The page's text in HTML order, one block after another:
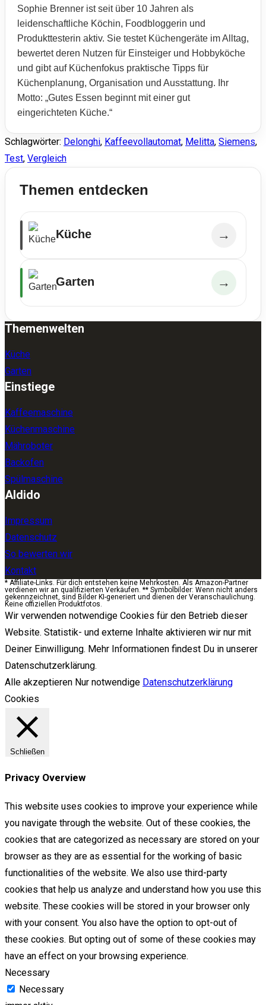
Sophie Brenner ist seit über 10 Jahren als
leidenschaftliche Köchin, Foodbloggerin und
Produkttesterin aktiv. Sie testet Küchengeräte im Alltag,
bewertet deren Nutzen für Einsteiger und Hobbyköche
und gibt auf Küchenfokus praktische Tipps für
Küchenplanung, Organisation und Ausstattung. Ihr
Motto: „Gutes Essen beginnt mit einer gut
eingerichteten Küche.“
Schlagwörter: Delonghi, Kaffeevollautomat, Melitta, Siemens,
Test, Vergleich
Themen entdecken
Küche →
Garten →
Themenwelten
Küche
Garten
Einstiege
Kaffeemaschine
Küchenmaschine
Mähroboter
Backofen
Spülmaschine
Aldido
Impressum
Datenschutz
So bewerten wir
Kontakt
* Affiliate-Links. Für dich entstehen keine Mehrkosten. Als Amazon-Partner
verdienen wir an qualifizierten Verkäufen. ** Symbolbilder: Wenn nicht anders
gekennzeichnet, sind Bilder KI-generiert und dienen der Veranschaulichung.
Keine offiziellen Produktfotos.
Wir verwenden notwendige Cookies für den Betrieb dieser
Website. Statistik- und externe Inhalte aktivieren wir nur mit
Deiner Einwilligung. Mehr Informationen findest Du in unserer
Datenschutzerklärung.
Alle akzeptieren Nur notwendige Datenschutzerklärung
Cookies
Schließen
Privacy Overview
This website uses cookies to improve your experience while
you navigate through the website. Out of these cookies, the
cookies that are categorized as necessary are stored on your
browser as they are as essential for the working of basic
functionalities of the website. We also use third-party
cookies that help us analyze and understand how you use this
website. These cookies will be stored in your browser only
with your consent. You also have the option to opt-out of
these cookies. But opting out of some of these cookies may
have an effect on your browsing experience.
Necessary
Necessary